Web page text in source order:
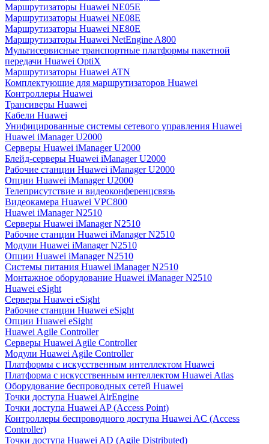
Маршрутизаторы Huawei NE05E
Маршрутизаторы Huawei NE08E
Маршрутизаторы Huawei NE80E
Маршрутизаторы Huawei NetEngine A800
Мультисервисные транспортные платформы пакетной
передачи Huawei OptiX
Маршрутизаторы Huawei ATN
Комплектующие для маршрутизаторов Huawei
Контроллеры Huawei
Трансиверы Huawei
Кабели Huawei
Унифицированные системы сетевого управления Huawei
Huawei iManager U2000
Серверы Huawei iManager U2000
Блейд-серверы Huawei iManager U2000
Рабочие станции Huawei iManager U2000
Опции Huawei iManager U2000
Телеприсутствие и видеоконференцсвязь
Видеокамера Huawei VPC800
Huawei iManager N2510
Серверы Huawei iManager N2510
Рабочие станции Huawei iManager N2510
Модули Huawei iManager N2510
Опции Huawei iManager N2510
Системы питания Huawei iManager N2510
Монтажное оборудование Huawei iManager N2510
Huawei eSight
Серверы Huawei eSight
Рабочие станции Huawei eSight
Опции Huawei eSight
Huawei Agile Controller
Серверы Huawei Agile Controller
Модули Huawei Agile Controller
Платформы с искусственным интеллектом Huawei
Платформа с искусственным интеллектом Huawei Atlas
Оборудование беспроводных сетей Huawei
Точки доступа Huawei AirEngine
Точки доступа Huawei AP (Access Point)
Контроллеры беспроводного доступа Huawei AC (Access
Controller)
Точки доступа Huawei AD (Agile Distributed)